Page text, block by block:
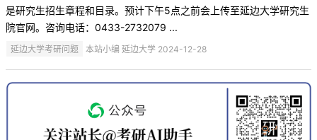
是研究生招生章程和目录。预计下午5点之前会上传至延边大学研究生
院官网。咨询电话：0433-2732079 ...
延边大学考研问题 本站小编 延边大学 2024-12-28